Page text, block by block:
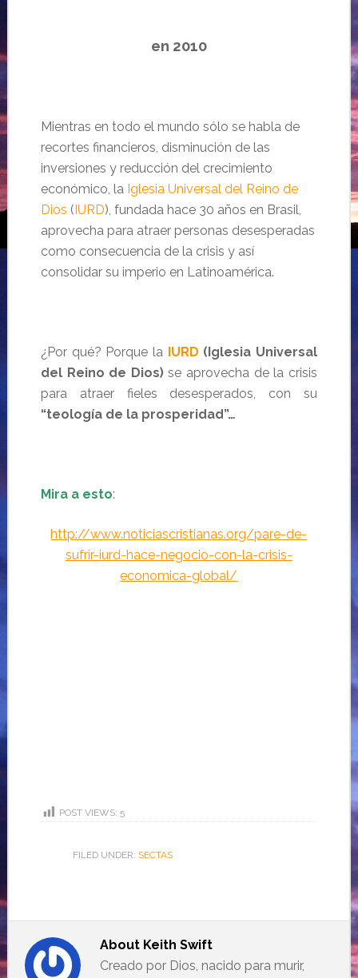
en 2010
Mientras en todo el mundo sólo se habla de
recortes financieros, disminución de las
inversiones y reducción del crecimiento
económico, la Iglesia Universal del Reino de
Dios (IURD), fundada hace 30 años en Brasil,
aprovecha para atraer personas desesperadas
como consecuencia de la crisis y así
consolidar su imperio en Latinoamérica.
¿Por qué? Porque la IURD (Iglesia Universal
del Reino de Dios)se aprovecha de la crisis
para atraer fieles desesperados, con su
“teología de la prosperidad”…
Mira a esto:
http://www.noticiascristianas.org/pare-de-
sufrir-iurd-hace-negocio-con-la-crisis-
economica-global/
POST VIEWS: 5
FILED UNDER: SECTAS
About Keith Swift
Creado por Dios, nacido para murir,